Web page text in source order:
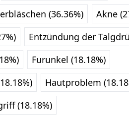
(36.36%)
Akne
Entzündung der
Furunkel (18.18%)
Hautproblem
(18.18%)